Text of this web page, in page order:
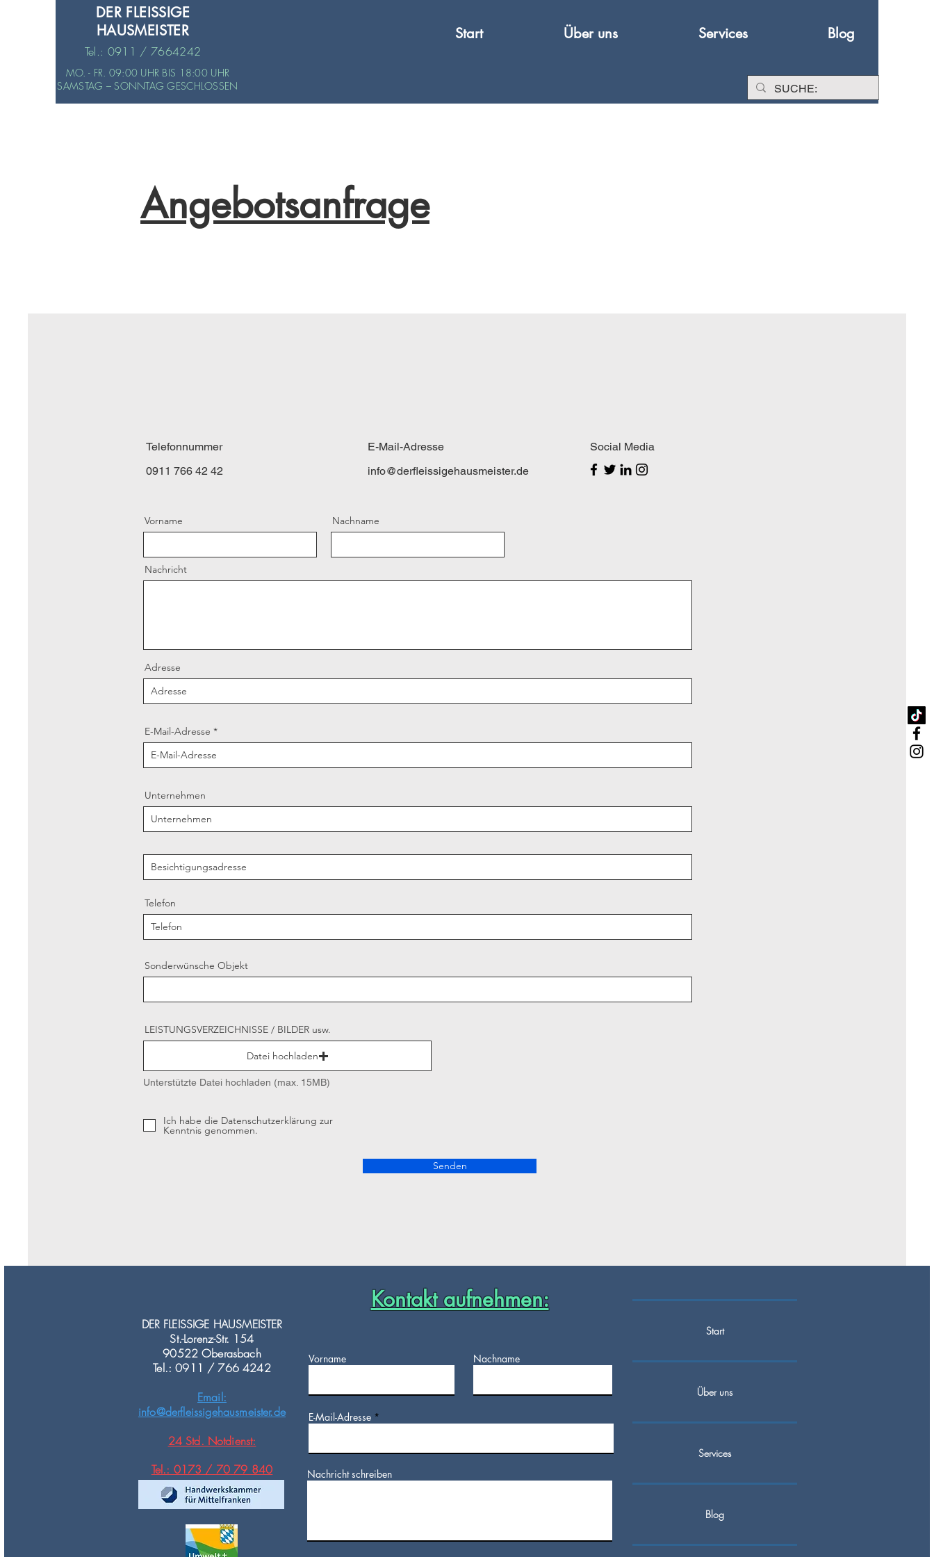
DER FLEISSIGE
HAUSMEISTER
Tel.: 0911 / 7664242
MO. - FR. 09:00 UHR BIS 18:00 UHR
SAMSTAG – SONNTAG GESCHLOSSEN
Start Über uns Services Blog
Angebotsanfrage
Telefonnummer
0911 766 42 42
E-Mail-Adresse
info@derfleissigehausmeister.de
Social Media
Vorname Nachname
Nachricht
Adresse
E-Mail-Adresse
Unternehmen
Telefon
Sonderwünsche Objekt
LEISTUNGSVERZEICHNISSE / BILDER usw.
Datei hochladen
Unterstützte Datei hochladen (max. 15MB)
Ich habe die Datenschutzerklärung zur
Kenntnis genommen.
Senden
DER FLEISSIGE HAUSMEISTER
St.-Lorenz-Str. 154
90522 Oberasbach
Tel.: 0911 / 766 4242
Email:
info@derfleissigehausmeister.de
24 Std. Notdienst:
Tel.: 0173 / 70 79 840
Kontakt aufnehmen:
Vorname Nachname
E-Mail-Adresse
Nachricht schreiben
Start
Über uns
Services
Blog